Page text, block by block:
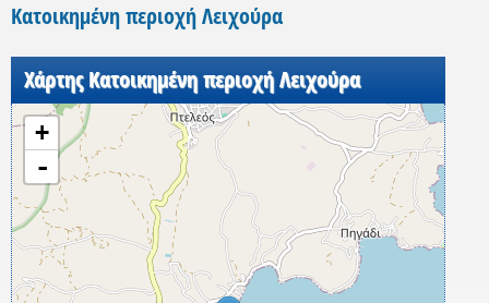
Κατοικημένη περιοχή Λειχούρα
Χάρτης Κατοικημένη περιοχή Λειχούρα
+
-